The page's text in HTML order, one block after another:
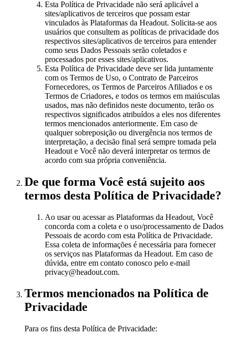
Esta Política de Privacidade não será aplicável a
sites/aplicativos de terceiros que possam estar
vinculados às Plataformas da Headout. Solicita-se aos
usuários que consultem as políticas de privacidade dos
respectivos sites/aplicativos de terceiros para entender
como seus Dados Pessoais serão coletados e
processados por esses sites/aplicativos.
Esta Política de Privacidade deve ser lida juntamente
com os Termos de Uso, o Contrato de Parceiros
Fornecedores, os Termos de Parceiros Afiliados e os
Termos de Criadores, e todos os termos em maiúsculas
usados, mas não definidos neste documento, terão os
respectivos significados atribuídos a eles nos diferentes
termos mencionados anteriormente. Em caso de
qualquer sobreposição ou divergência nos termos de
interpretação, a decisão final será sempre tomada pela
Headout e Você não deverá interpretar os termos de
acordo com sua própria conveniência.
De que forma Você está sujeito aos
termos desta Política de Privacidade?
Ao usar ou acessar as Plataformas da Headout, Você
concorda com a coleta e o uso/processamento de Dados
Pessoais de acordo com esta Política de Privacidade.
Essa coleta de informações é necessária para fornecer
os serviços nas Plataformas da Headout. Em caso de
dúvida, entre em contato conosco pelo e-mail
privacy@headout.com.
Termos mencionados na Política de
Privacidade
Para os fins desta Política de Privacidade: